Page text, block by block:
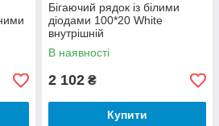
Бігаючий рядок із білими
діодами 100*20 White
внутрішній
В наявності
2 102 ₴
Купити